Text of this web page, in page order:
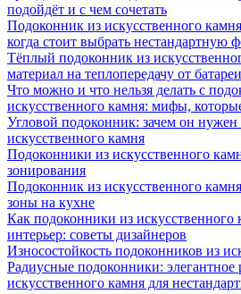
подойдёт и с чем сочетать
Подоконник из искусственного
когда стоит выбрать нестандартную
Тёплый подоконник из
материал на теплопередачу от батареи
Что можно и что нельзя делать с
искусственного камня: мифы,
Угловой подоконник: зачем он нужен
искусственного камня
Подоконники из искусственного
зонирования
Подоконник из искусственного
зоны на кухне
Как подоконники из искусственного
интерьер: советы дизайнеров
Износостойкость подоконников из
Радиусные подоконники: элегантное
искусственного камня для